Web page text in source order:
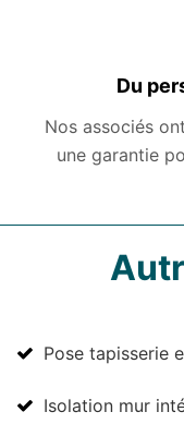
Du
Nos associés
une garantie
Pose tapisserie
Isolation mur